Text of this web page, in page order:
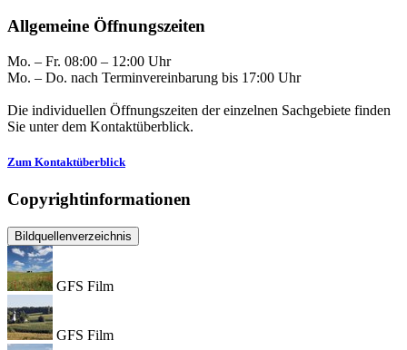
Allgemeine Öffnungszeiten
Mo. – Fr. 08:00 – 12:00 Uhr
Mo. – Do. nach Terminvereinbarung bis 17:00 Uhr
Die individuellen Öffnungszeiten der einzelnen Sachgebiete finden
Sie unter dem Kontaktüberblick.
Zum Kontaktüberblick
Copyrightinformationen
Bildquellenverzeichnis
GFS Film
GFS Film